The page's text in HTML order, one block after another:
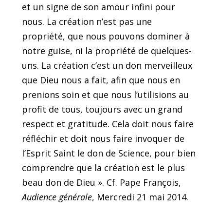
et un signe de son amour infini pour
nous. La création n’est pas une
propriété, que nous pouvons dominer à
notre guise, ni la propriété de quelques-
uns. La création c’est un don merveilleux
que Dieu nous a fait, afin que nous en
prenions soin et que nous l’utilisions au
profit de tous, toujours avec un grand
respect et gratitude. Cela doit nous faire
réfléchir et doit nous faire invoquer de
l’Esprit Saint le don de Science, pour bien
comprendre que la création est le plus
beau don de Dieu ». Cf. Pape François,
Audience générale, Mercredi 21 mai 2014.